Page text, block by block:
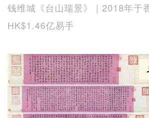
钱维城《台山瑞景》｜2018年于
HK$1.46亿易手